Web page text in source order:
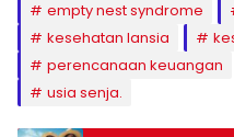
empty nest syndrome
kesehatan lansia
perencanaan keuangan
usia senja.